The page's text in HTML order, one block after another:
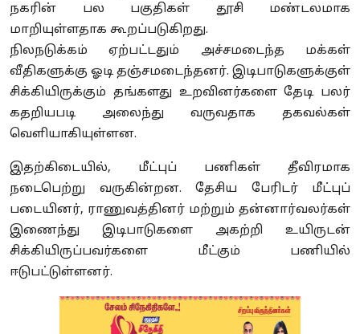
நகரின் பல பகுதிகள் தூசி மண்டலமாக
மாறியுள்ளதாக கூறப்படுகிறது.
நிலநடுக்கம் ஏற்பட்டதும் அச்சமடைந்த மக்கள்
வீதிகளுக்கு ஓடி தஞ்சமடைந்தனர். இடிபாடுகளுக்குள்
சிக்கியிருக்கும் தங்களது உறவினர்களை தேடி பலர்
கதறியபடி அலைந்து வருவதாக தகவல்கள்
வெளியாகியுள்ளன.
இதற்கிடையில், மீட்புப் பணிகள் தீவிரமாக
நடைபெற்று வருகின்றன. தேசிய பேரிடர் மீட்புப்
படையினர், ராணுவத்தினர் மற்றும் தன்னார்வலர்கள்
இணைந்து இடிபாடுகளை அகற்றி உயிருடன்
சிக்கியிருப்பவர்களை மீட்கும் பணியில்
ஈடுபட்டுள்ளனர்.